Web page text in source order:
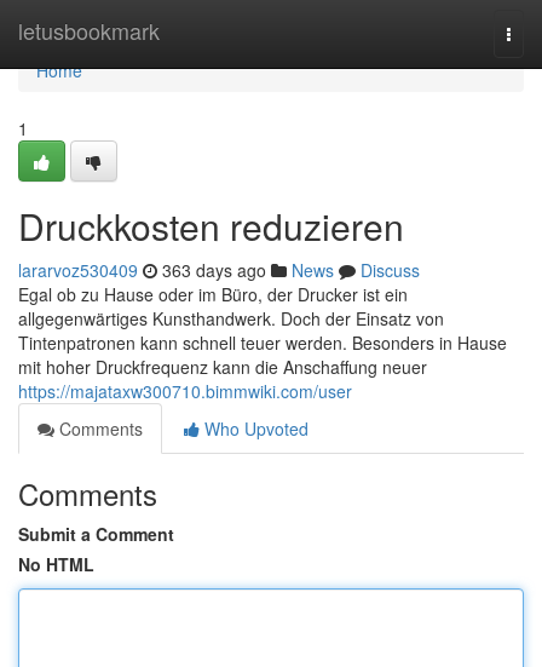
letusbookmark
Home
Home
1
Druckkosten reduzieren
lararvoz530409 363 days ago News
Discuss
Egal ob zu Hause oder im Büro, der Drucker ist ein
allgegenwärtiges Kunsthandwerk. Doch der Einsatz von
Tintenpatronen kann schnell teuer werden. Besonders in Hause
mit hoher Druckfrequenz kann die Anschaffung neuer
https://majataxw300710.bimmwiki.com/user
Comments
Who Upvoted
Comments
Submit a Comment
No HTML